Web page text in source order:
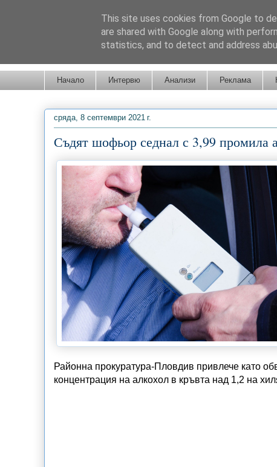
Начало Интервю Анализи Реклама
сряда, 8 септември 2021 г.
Съдят шофьор седнал с 3,99 промила
Районна прокуратура-Пловдив привлече като
концентрация на алкохол в кръвта над 1,2 на
This site uses cookies from Google to
are shared with Google along with
statistics, and to detect and address